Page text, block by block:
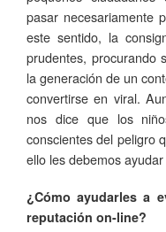
pasar necesariamente
este sentido, la
prudentes, procurando
la generación de un
convertirse en viral.
nos dice que los
conscientes del peligro
ello les debemos
¿Cómo ayudarles a
reputación on-line?